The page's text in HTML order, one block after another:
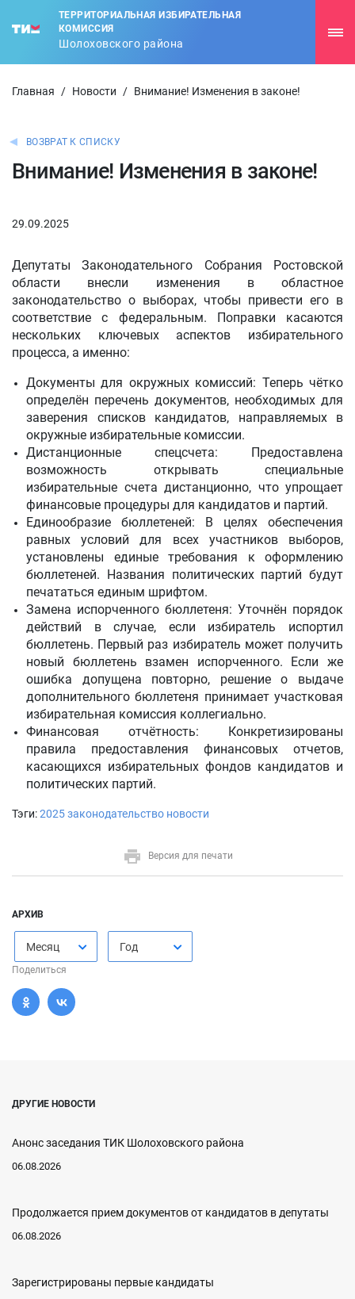
ТЕРРИТОРИАЛЬНАЯ ИЗБИРАТЕЛЬНАЯ
КОМИССИЯ
Шолоховского района
Главная / Новости / Внимание! Изменения в законе!
ВОЗВРАТ К СПИСКУ
Внимание! Изменения в законе!
29.09.2025
Депутаты Законодательного Собрания Ростовской
области внесли изменения в областное
законодательство о выборах, чтобы привести его в
соответствие с федеральным. Поправки касаются
нескольких ключевых аспектов избирательного
процесса, а именно:
Документы для окружных комиссий: Теперь чётко
определён перечень документов, необходимых для
заверения списков кандидатов, направляемых в
окружные избирательные комиссии.
Дистанционные спецсчета: Предоставлена
возможность открывать специальные
избирательные счета дистанционно, что упрощает
финансовые процедуры для кандидатов и партий.
Единообразие бюллетеней: В целях обеспечения
равных условий для всех участников выборов,
установлены единые требования к оформлению
бюллетеней. Названия политических партий будут
печататься единым шрифтом.
Замена испорченного бюллетеня: Уточнён порядок
действий в случае, если избиратель испортил
бюллетень. Первый раз избиратель может получить
новый бюллетень взамен испорченного. Если же
ошибка допущена повторно, решение о выдаче
дополнительного бюллетеня принимает участковая
избирательная комиссия коллегиально.
Финансовая отчётность: Конкретизированы
правила предоставления финансовых отчетов,
касающихся избирательных фондов кандидатов и
политических партий.
Тэги:2025законодательство новости
Версия для печати
АРХИВ
Месяц Год
Поделиться
ДРУГИЕ НОВОСТИ
Анонс заседания ТИК Шолоховского района
06.08.2026
Продолжается прием документов от кандидатов в депутаты
06.08.2026
Зарегистрированы первые кандидаты